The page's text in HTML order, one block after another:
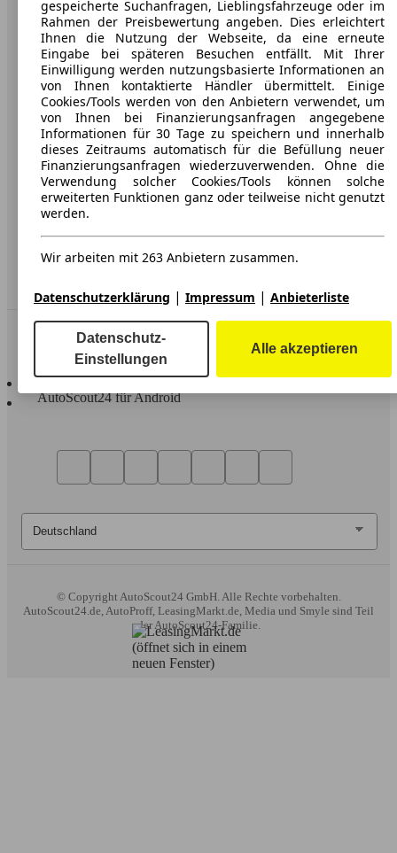
Über AutoScout24
Presse
Karriere
Werbung
AGB
Datenschutz
Impressum
Erklärung zur Barrierefreiheit
Service
In Verbindung bleiben
AutoScout24 für iOS
AutoScout24 für Android
© Copyright AutoScout24 GmbH. Alle Rechte vorbehalten.
AutoScout24.de, AutoProff, LeasingMarkt.de, Media und Smyle sind Teil
der AutoScout24-Familie.
gespeicherte Suchanfragen, Lieblingsfahrzeuge oder im
Rahmen der Preisbewertung angeben. Dies erleichtert
Ihnen die Nutzung der Webseite, da eine erneute
Eingabe bei späteren Besuchen entfällt. Mit Ihrer
Einwilligung werden nutzungsbasierte Informationen an
von Ihnen kontaktierte Händler übermittelt. Einige
Cookies/Tools werden von den Anbietern verwendet, um
von Ihnen bei Finanzierungsanfragen angegebene
Informationen für 30 Tage zu speichern und innerhalb
dieses Zeitraums automatisch für die Befüllung neuer
Finanzierungsanfragen wiederzuverwenden. Ohne die
Verwendung solcher Cookies/Tools können solche
erweiterten Funktionen ganz oder teilweise nicht genutzt
werden.
Wir arbeiten mit 263 Anbietern zusammen.
Datenschutzerklärung | Impressum | Anbieterliste
Datenschutz-
Einstellungen
Alle akzeptieren